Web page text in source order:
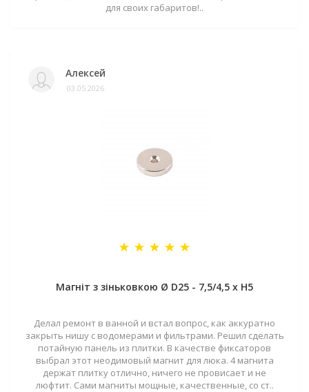
для своих габаритов!..
Алексей
03.05.2026
Магніт з зіньковкою Ø D25 - 7,5/4,5 х H5
Делал ремонт в ванной и встал вопрос, как аккуратно
закрыть нишу с водомерами и фильтрами. Решил сделать
потайную панель из плитки. В качестве фиксаторов
выбрал этот неодимовый магнит для люка. 4 магнита
держат плитку отлично, ничего не провисает и не
люфтит. Сами магниты мощные, качественные, со ст..